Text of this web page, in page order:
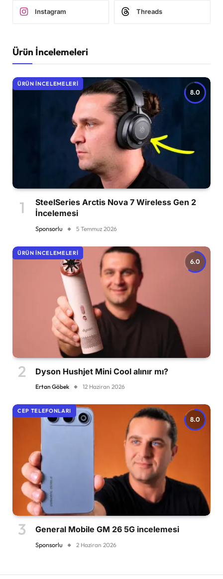
Instagram Threads
Ürün İncelemeleri
8.0
ÜRÜN İNCELEMELERI
SteelSeries Arctis Nova 7 Wireless Gen 2
İncelemesi
Sponsorlu 5 Temmuz 2026
6.0
ÜRÜN İNCELEMELERI
Dyson Hushjet Mini Cool alınır mı?
Ertan Göbek 12 Haziran 2026
8.0
CEP TELEFONLARI
General Mobile GM 26 5G incelemesi
Sponsorlu 2 Haziran 2026